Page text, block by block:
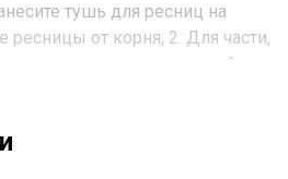
тушь для ресниц на
ресницы от корня, 2. Для части,
коснитесь каждой